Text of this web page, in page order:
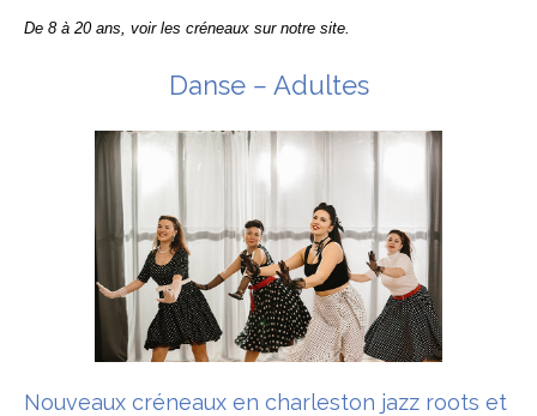
De 8 à 20 ans, voir les créneaux sur notre site.
Danse – Adultes
Nouveaux créneaux en charleston jazz roots et